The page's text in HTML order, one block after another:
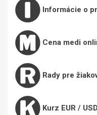
Informácie o
Cena medi
Rady pre
Kurz EUR / USD